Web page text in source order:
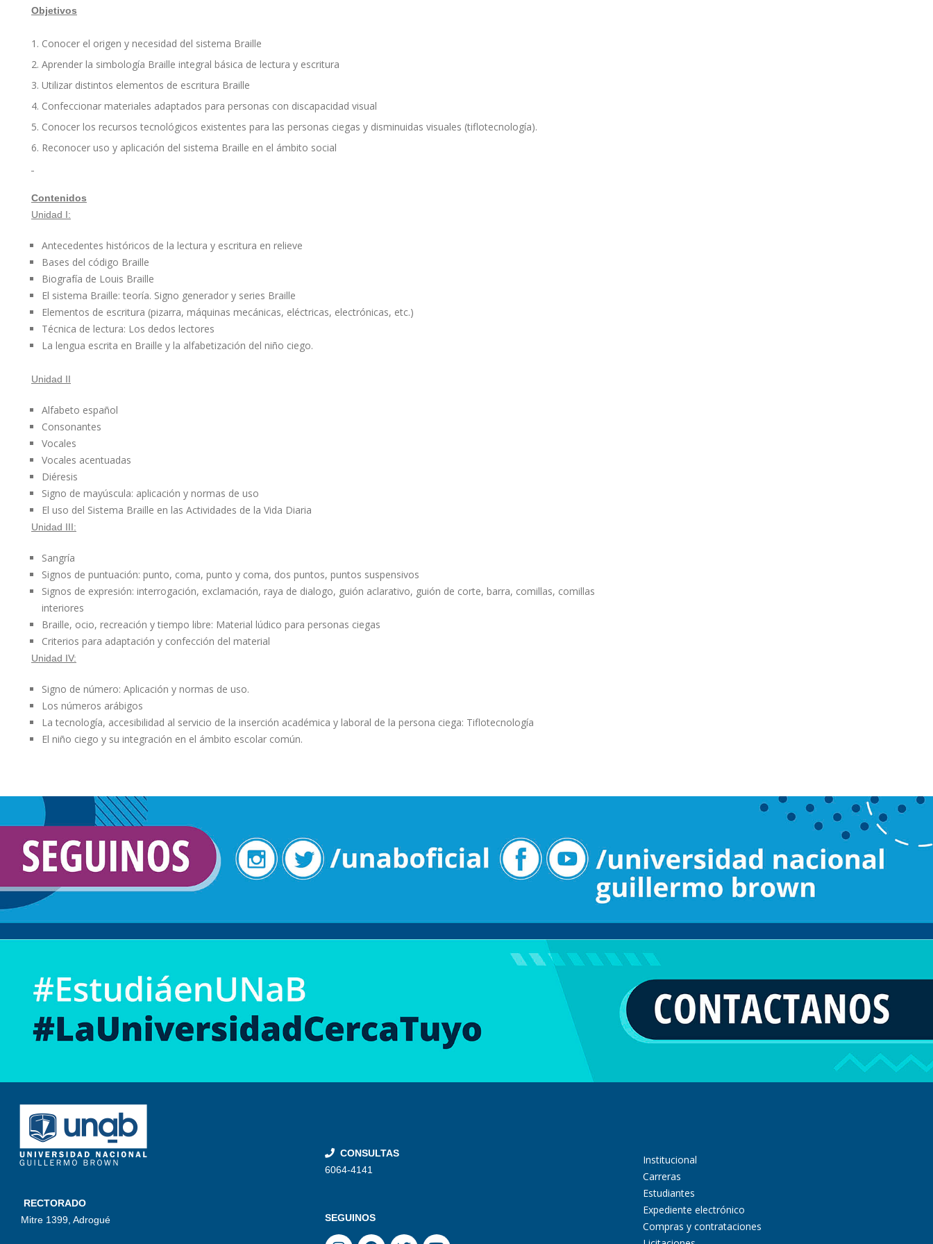
Objetivos
Conocer el origen y necesidad del sistema Braille
Aprender la simbología Braille integral básica de lectura y escritura
Utilizar distintos elementos de escritura Braille
Confeccionar materiales adaptados para personas con discapacidad visual
Conocer los recursos tecnológicos existentes para las personas ciegas y disminuidas visuales (tiflotecnología).
Reconocer uso y aplicación del sistema Braille en el ámbito social
Contenidos
Unidad I:
Antecedentes históricos de la lectura y escritura en relieve
Bases del código Braille
Biografía de Louis Braille
El sistema Braille: teoría. Signo generador y series Braille
Elementos de escritura (pizarra, máquinas mecánicas, eléctricas, electrónicas, etc.)
Técnica de lectura: Los dedos lectores
La lengua escrita en Braille y la alfabetización del niño ciego.
Unidad II
Alfabeto español
Consonantes
Vocales
Vocales acentuadas
Diéresis
Signo de mayúscula: aplicación y normas de uso
El uso del Sistema Braille en las Actividades de la Vida Diaria
Unidad III:
Sangría
Signos de puntuación: punto, coma, punto y coma, dos puntos, puntos suspensivos
Signos de expresión: interrogación, exclamación, raya de dialogo, guión aclarativo, guión de corte, barra, comillas, comillas
interiores
Braille, ocio, recreación y tiempo libre: Material lúdico para personas ciegas
Criterios para adaptación y confección del material
Unidad IV:
Signo de número: Aplicación y normas de uso.
Los números arábigos
La tecnología, accesibilidad al servicio de la inserción académica y laboral de la persona ciega: Tiflotecnología
El niño ciego y su integración en el ámbito escolar común.
RECTORADO
Mitre 1399, Adrogué
CONSULTAS
6064-4141
SEGUINOS
Institucional
Carreras
Estudiantes
Expediente electrónico
Compras y contrataciones